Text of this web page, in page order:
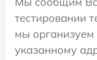
тестировании
мы организуем
указанному